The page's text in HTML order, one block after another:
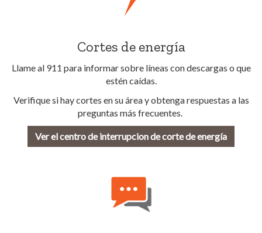
Cortes de energía
Llame al 911 para informar sobre líneas con descargas o que
estén caídas.
Verifique si hay cortes en su área y obtenga respuestas a las
preguntas más frecuentes.
Ver el centro de interrupcion de corte de energía